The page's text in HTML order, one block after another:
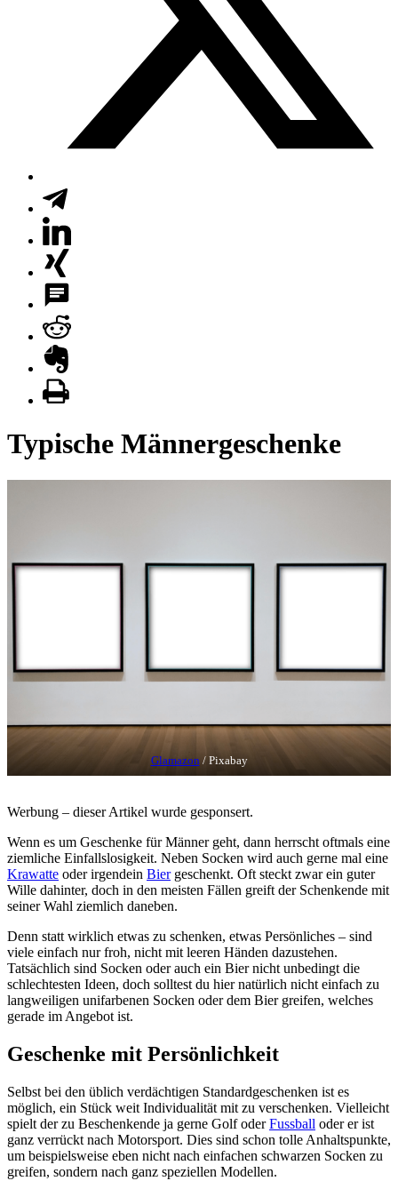
Typische Männergeschenke
Glamazon / Pixabay
Werbung – dieser Artikel wurde gesponsert.
Wenn es um Geschenke für Männer geht, dann herrscht oftmals eine
ziemliche Einfallslosigkeit. Neben Socken wird auch gerne mal eine
Krawatte oder irgendein Biergeschenkt. Oft steckt zwar ein guter
Wille dahinter, doch in den meisten Fällen greift der Schenkende mit
seiner Wahl ziemlich daneben.
Denn statt wirklich etwas zu schenken, etwas Persönliches – sind
viele einfach nur froh, nicht mit leeren Händen dazustehen.
Tatsächlich sind Socken oder auch ein Bier nicht unbedingt die
schlechtesten Ideen, doch solltest du hier natürlich nicht einfach zu
langweiligen unifarbenen Socken oder dem Bier greifen, welches
gerade im Angebot ist.
Geschenke mit Persönlichkeit
Selbst bei den üblich verdächtigen Standardgeschenken ist es
möglich, ein Stück weit Individualität mit zu verschenken. Vielleicht
spielt der zu Beschenkende ja gerne Golf oderFussball oder er ist
ganz verrückt nach Motorsport. Dies sind schon tolle Anhaltspunkte,
um beispielsweise eben nicht nach einfachen schwarzen Socken zu
greifen, sondern nach ganz speziellen Modellen.